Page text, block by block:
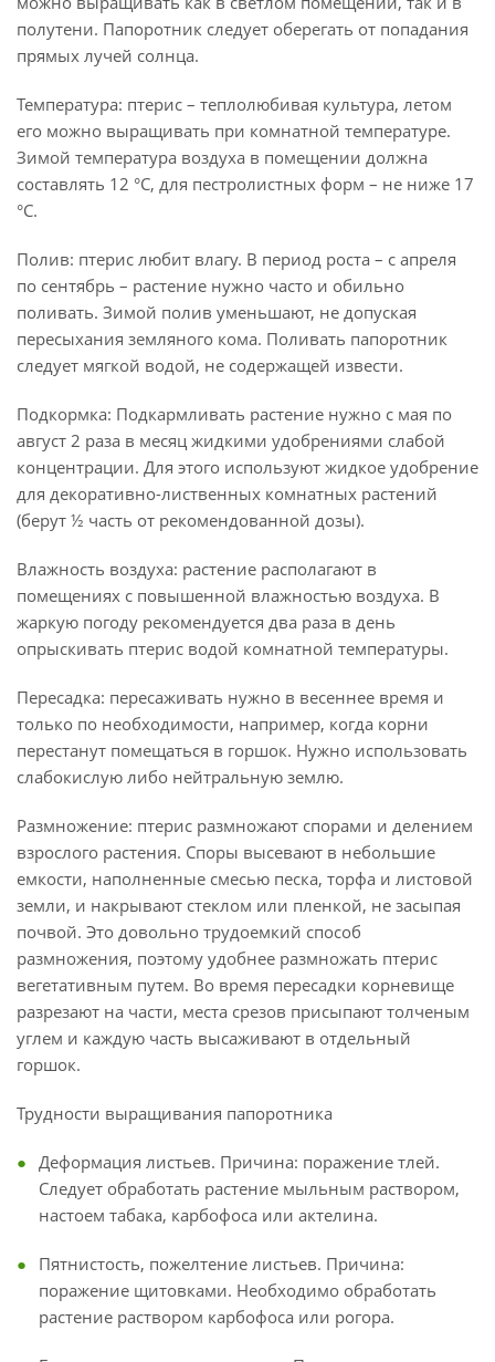
полутени. Папоротник следует оберегать от попадания
прямых лучей солнца.
Температура: птерис – теплолюбивая культура, летом
его можно выращивать при комнатной температуре.
Зимой температура воздуха в помещении должна
составлять 12 °С, для пестролистных форм – не ниже 17
°С.
Полив: птерис любит влагу. В период роста – с апреля
по сентябрь – растение нужно часто и обильно
поливать. Зимой полив уменьшают, не допуская
пересыхания земляного кома. Поливать папоротник
следует мягкой водой, не содержащей извести.
Подкормка: Подкармливать растение нужно с мая по
август 2 раза в месяц жидкими удобрениями слабой
концентрации. Для этого используют жидкое удобрение
для декоративно-лиственных комнатных растений
(берут ½ часть от рекомендованной дозы).
Влажность воздуха: растение располагают в
помещениях с повышенной влажностью воздуха. В
жаркую погоду рекомендуется два раза в день
опрыскивать птерис водой комнатной температуры.
Пересадка: пересаживать нужно в весеннее время и
только по необходимости, например, когда корни
перестанут помещаться в горшок. Нужно использовать
слабокислую либо нейтральную землю.
Размножение: птерис размножают спорами и делением
взрослого растения. Споры высевают в небольшие
емкости, наполненные смесью песка, торфа и листовой
земли, и накрывают стеклом или пленкой, не засыпая
почвой. Это довольно трудоемкий способ
размножения, поэтому удобнее размножать птерис
вегетативным путем. Во время пересадки корневище
разрезают на части, места срезов присыпают толченым
углем и каждую часть высаживают в отдельный
горшок.
Трудности выращивания папоротника
Деформация листьев. Причина: поражение тлей.
Следует обработать растение мыльным раствором,
настоем табака, карбофоса или актелина.
Пятнистость, пожелтение листьев. Причина:
поражение щитовками. Необходимо обработать
растение раствором карбофоса или рогора.